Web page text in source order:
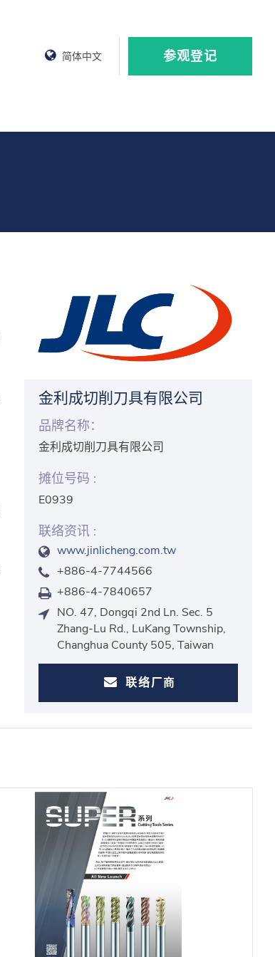
简体中文 参观登记
金利成切削刀具有限公司
品牌名称：
金利成切削刀具有限公司
摊位号码 :
E0939
联络资讯 :
www.jinlicheng.com.tw
+886-4-7744566
+886-4-7840657
NO. 47, Dongqi 2nd Ln. Sec. 5
Zhang-Lu Rd., LuKang Township,
Changhua County 505, Taiwan
联络厂商